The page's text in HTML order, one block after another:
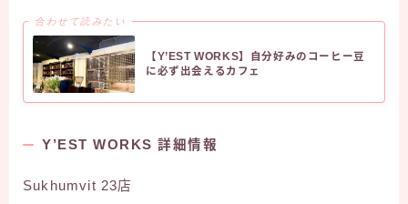
合わせて読みたい
【Y’EST WORKS】自分好みのコーヒー豆
に必ず出会えるカフェ
Y’EST WORKS 詳細情報
Sukhumvit 23店